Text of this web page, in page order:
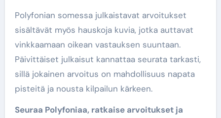
Polyfonian somessa julkaistavat arvoitukset
sisältävät myös hauskoja kuvia, jotka auttavat
vinkkaamaan oikean vastauksen suuntaan.
Päivittäiset julkaisut kannattaa seurata tarkasti,
sillä jokainen arvoitus on mahdollisuus napata
pisteitä ja nousta kilpailun kärkeen.
Seuraa Polyfoniaa, ratkaise arvoitukset ja